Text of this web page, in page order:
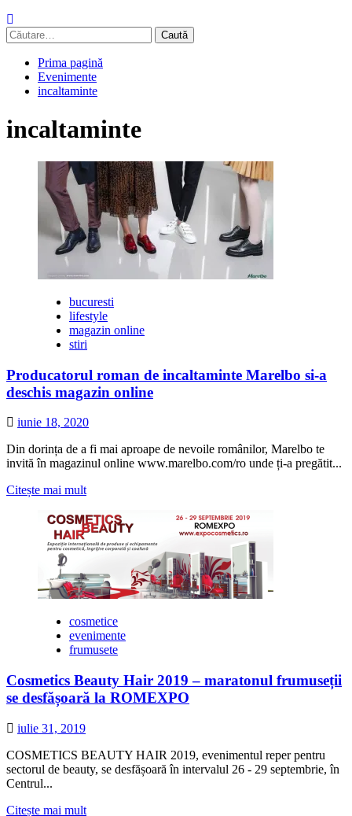
Caută
după:
Prima pagină
Evenimente
incaltaminte
incaltaminte
bucuresti
lifestyle
magazin online
stiri
Producatorul roman de incaltaminte Marelbo si-a
deschis magazin online
iunie 18, 2020
Din dorința de a fi mai aproape de nevoile românilor, Marelbo te
invită în magazinul online www.marelbo.com/ro unde ți-a pregătit...
Citește mai multCitește
multe
despre
Producatorul
de
incaltaminte
Marelbo
si-
a
deschis
magazin
cosmetice
evenimente
frumusete
Cosmetics Beauty Hair 2019 – maratonul frumuseții
se desfășoară la ROMEXPO
iulie 31, 2019
COSMETICS BEAUTY HAIR 2019, evenimentul reper pentru
sectorul de beauty, se desfășoară în intervalul 26 - 29 septembrie, în
Centrul...
Citește mai multCitește